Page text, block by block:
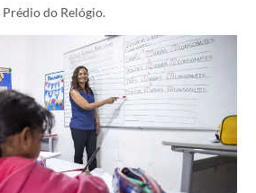
do Relógio.